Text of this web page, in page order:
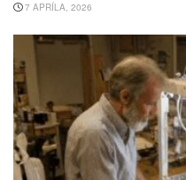
7 APRÍLA, 2026